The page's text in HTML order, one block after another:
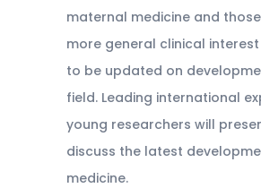
maternal medicine and
more general clinical
to be updated on
field. Leading international
young researchers will
discuss the latest
medicine.